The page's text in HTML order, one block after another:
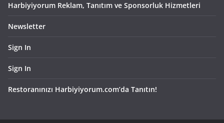
Harbiyiyorum Reklam, Tanıtım ve Sponsorluk Hizmetleri
Newsletter
Sign In
Sign In
Restoranınızı Harbiyiyorum.com’da Tanıtın!